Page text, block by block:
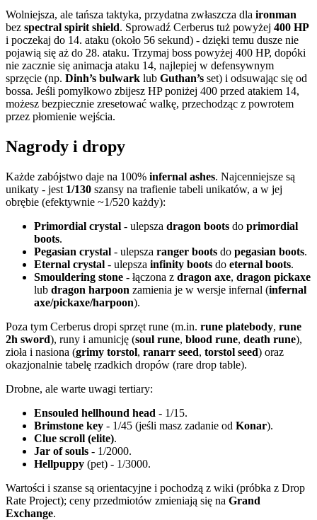
Wolniejsza, ale tańsza taktyka, przydatna zwłaszcza dla ironman
bez spectral spirit shield. Sprowadź Cerberus tuż powyżej 400 HP
i poczekaj do 14. ataku (około 56 sekund) - dzięki temu dusze nie
pojawią się aż do 28. ataku. Trzymaj boss powyżej 400 HP, dopóki
nie zacznie się animacja ataku 14, najlepiej w defensywnym
sprzęcie (np. Dinh’s bulwark lub Guthan’s set) i odsuwając się od
bossa. Jeśli pomyłkowo zbijesz HP poniżej 400 przed atakiem 14,
możesz bezpiecznie zresetować walkę, przechodząc z powrotem
przez płomienie wejścia.
Nagrody i dropy
Każde zabójstwo daje na 100% infernal ashes. Najcenniejsze są
unikaty - jest 1/130 szansy na trafienie tabeli unikatów, a w jej
obrębie (efektywnie ~1/520 każdy):
Primordial crystal - ulepsza dragon boots do primordial
boots.
Pegasian crystal - ulepsza ranger boots do pegasian boots.
Eternal crystal - ulepsza infinity boots do eternal boots.
Smouldering stone - łączona z dragon axe, dragon pickaxe
lub dragon harpoon zamienia je w wersje infernal (infernal
axe/pickaxe/harpoon).
Poza tym Cerberus dropi sprzęt rune (m.in. rune platebody, rune
2h sword), runy i amunicję (soul rune, blood rune, death rune),
zioła i nasiona (grimy torstol, ranarr seed, torstol seed) oraz
okazjonalnie tabelę rzadkich dropów (rare drop table).
Drobne, ale warte uwagi tertiary:
Ensouled hellhound head - 1/15.
Brimstone key - 1/45 (jeśli masz zadanie od Konar).
Clue scroll (elite).
Jar of souls - 1/2000.
Hellpuppy (pet) - 1/3000.
Wartości i szanse są orientacyjne i pochodzą z wiki (próbka z Drop
Rate Project); ceny przedmiotów zmieniają się na Grand
Exchange.